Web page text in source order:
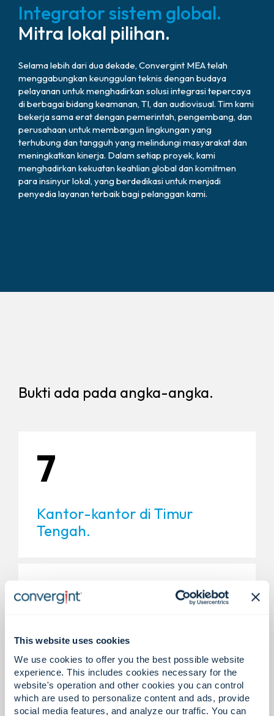
This website uses cookies
We use cookies to offer you the best possible website
experience. This includes cookies necessary for the
website's operation and other cookies you can control
which are used to personalize content and ads, provide
social media features, and analyze our traffic. You can
Integrator sistem global.
Mitra lokal pilihan.
Selama lebih dari dua dekade, Convergint MEA telah
menggabungkan keunggulan teknis dengan budaya
pelayanan untuk menghadirkan solusi integrasi tepercaya
di berbagai bidang keamanan, TI, dan audiovisual. Tim kami
bekerja sama erat dengan pemerintah, pengembang, dan
perusahaan untuk membangun lingkungan yang
terhubung dan tangguh yang melindungi masyarakat dan
meningkatkan kinerja. Dalam setiap proyek, kami
menghadirkan kekuatan keahlian global dan komitmen
para insinyur lokal, yang berdedikasi untuk menjadi
penyedia layanan terbaik bagi pelanggan kami.
Bukti ada pada angka-angka.
7
Kantor-kantor di Timur
Tengah.
400+
Para ahli di Timur Tengah.